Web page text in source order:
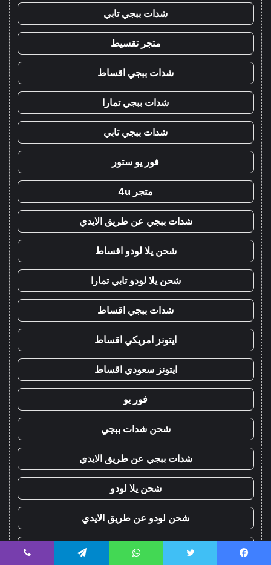
شدات ببجي تابي
متجر تقسيط
شدات ببجي اقساط
شدات ببجي تمارا
شدات ببجي تابي
فور يو ستور
متجر 4u
شدات ببجي عن طريق الايدي
شحن يلا لودو اقساط
شحن يلا لودو تابي تمارا
شدات ببجي اقساط
ايتونز امريكي اقساط
ايتونز سعودي اقساط
فور يو
شحن شدات ببجي
شدات ببجي عن طريق الايدي
شحن يلا لودو
شحن لودو عن طريق الايدي
شعبية ببجي